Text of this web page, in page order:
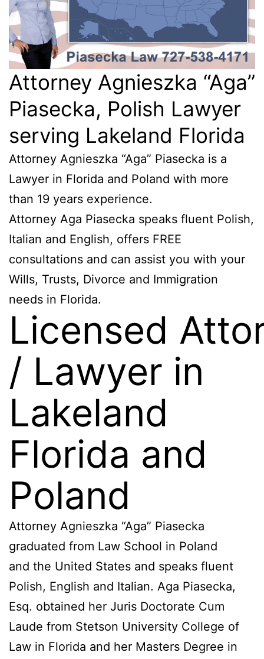
Attorney Agnieszka “Aga”
Piasecka, Polish Lawyer
serving Lakeland Florida
Attorney Agnieszka “Aga” Piasecka is a
Lawyer in Florida and Poland with more
than 19 years experience.
Attorney Aga Piasecka speaks fluent Polish,
Italian and English, offers FREE
consultations and can assist you with your
Wills, Trusts, Divorce and Immigration
needs in Florida.
Licensed
/ Lawyer in
Lakeland
Florida and
Poland
Attorney Agnieszka “Aga” Piasecka
graduated from Law School in Poland
and the United States and speaks fluent
Polish, English and Italian. Aga Piasecka,
Esq. obtained her Juris Doctorate Cum
Laude from Stetson University College of
Law in Florida and her Masters Degree in